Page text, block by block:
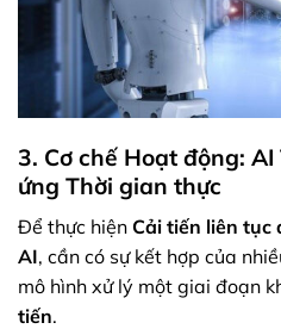
3. Cơ chế Hoạt động:
ứng Thời gian thực
Để thực hiện Cải tiến liên tục
AI, cần có sự kết hợp của
mô hình xử lý một giai đoạn
tiến.